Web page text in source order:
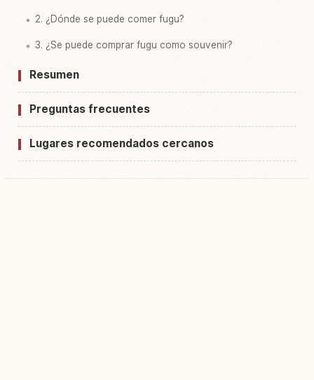
2. ¿Dónde se puede comer fugu?
3. ¿Se puede comprar fugu como souvenir?
Resumen
Preguntas frecuentes
Lugares recomendados cercanos